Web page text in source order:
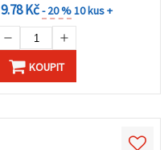
9.78 Kč- 20 %10 kus +
KOUPIT